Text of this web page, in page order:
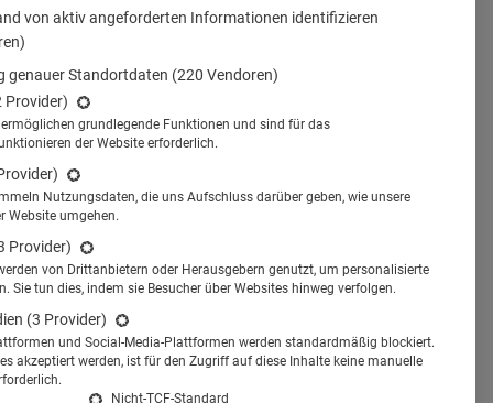
Menschen zunehmend
von aktiv angeforderten Informationen identifizieren
genauer Standortdaten (220 Vendoren)
Provider)
ermöglichen grundlegende Funktionen und sind für das
der Website erforderlich.
Nutzungsdaten, die uns Aufschluss darüber geben, wie unsere
Website umgehen.
Provider)
von Drittanbietern oder Herausgebern genutzt, um personalisierte
Sie tun dies, indem sie Besucher über Websites hinweg verfolgen.
(3 Provider)
und Social-Media-Plattformen werden standardmäßig blockiert.
akzeptiert werden, ist für den Zugriff auf diese Inhalte keine manuelle
Nicht-TCF-Standard